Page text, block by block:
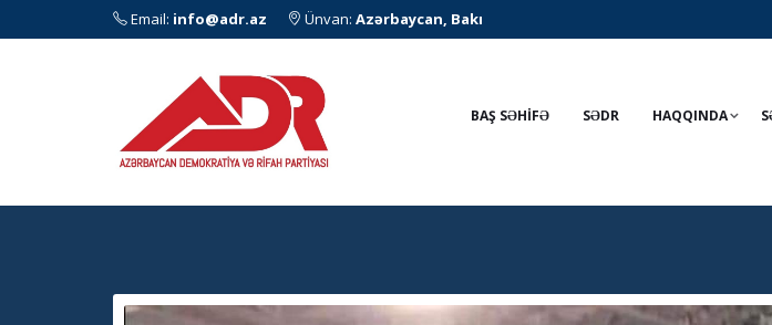
Email: info@adr.az Ünvan: Azərbaycan, Bakı
BAŞ SƏHİFƏ SƏDR HAQQINDA